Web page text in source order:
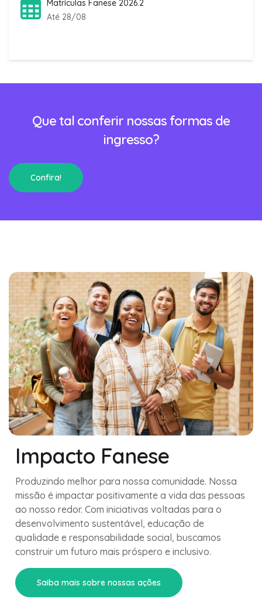
Matrículas Fanese 2026.2
Até 28/08
Que tal conferir nossas formas de
ingresso?
Confira!
Impacto Fanese
Produzindo melhor para nossa comunidade. Nossa
missão é impactar positivamente a vida das pessoas
ao nosso redor. Com iniciativas voltadas para o
desenvolvimento sustentável, educação de
qualidade e responsabilidade social, buscamos
construir um futuro mais próspero e inclusivo.
Saiba mais sobre nossas ações